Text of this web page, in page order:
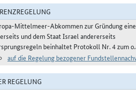
Mittelmeer-Abkommen zur Gründung
und dem Staat Israel andererseits
beinhaltet Protokoll Nr. 4 zum
auf die Regelung bezogener
REGELUNG